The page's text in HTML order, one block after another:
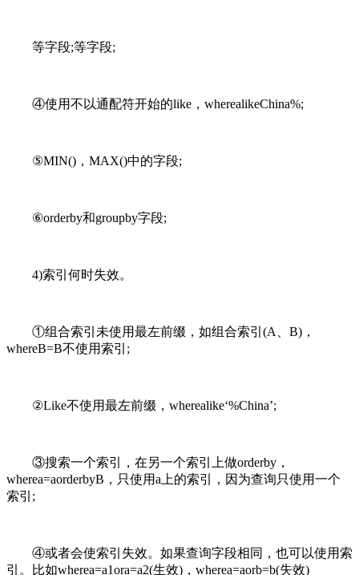
等字段;等字段;
④使用不以通配符开始的like，wherealikeChina%;
⑤MIN()，MAX()中的字段;
⑥orderby和groupby字段;
4)索引何时失效。
①组合索引未使用最左前缀，如组合索引(A、B)，
whereB=B不使用索引;
②Like不使用最左前缀，wherealike‘%China’;
③搜索一个索引，在另一个索引上做orderby，
wherea=aorderbyB，只使用a上的索引，因为查询只使用一个
索引;
④或者会使索引失效。如果查询字段相同，也可以使用索
引。比如wherea=a1ora=a2(生效)，wherea=aorb=b(失效)